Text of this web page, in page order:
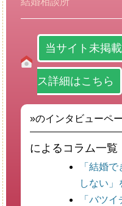
当サイト未掲
ス詳細はこちら
»のインタビューペ
によるコラム一覧
「結婚
しない」
「バツ